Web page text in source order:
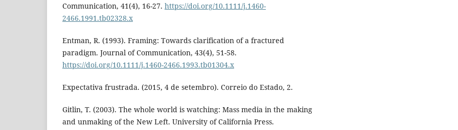
Communication, 41(4), 16-27. https://doi.org/10.1111/j.1460-
2466.1991.tb02328.x
Entman, R. (1993). Framing: Towards clarification of a fractured
paradigm. Journal of Communication, 43(4), 51-58.
https://doi.org/10.1111/j.1460-2466.1993.tb01304.x
Expectativa frustrada. (2015, 4 de setembro). Correio do Estado, 2.
Gitlin, T. (2003). The whole world is watching: Mass media in the making
and unmaking of the New Left. University of California Press.